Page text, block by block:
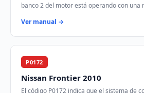
banco 2 del motor está operando con una
Ver manual →
P0172
Nissan Frontier 2010
El código P0172 indica que el sistema de